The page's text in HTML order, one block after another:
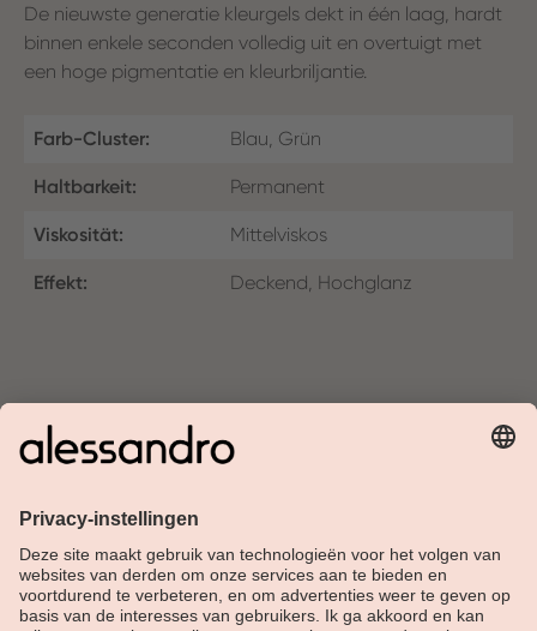
De nieuwste generatie kleurgels dekt in één laag, hardt
binnen enkele seconden volledig uit en overtuigt met
een hoge pigmentatie en kleurbriljantie.
Farb-Cluster: Blau, Grün
Haltbarkeit: Permanent
Viskosität: Mittelviskos
Effekt: Deckend, Hochglanz
Over Alessandro
Shop